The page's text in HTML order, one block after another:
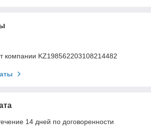
компании KZ198562203108214482
14 дней по договоренности